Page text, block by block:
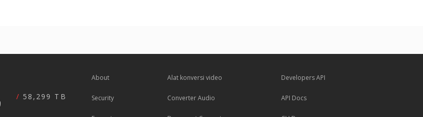
58,299 TB
About
Security
Alat konversi video
Converter Audio
Developers API
API Docs